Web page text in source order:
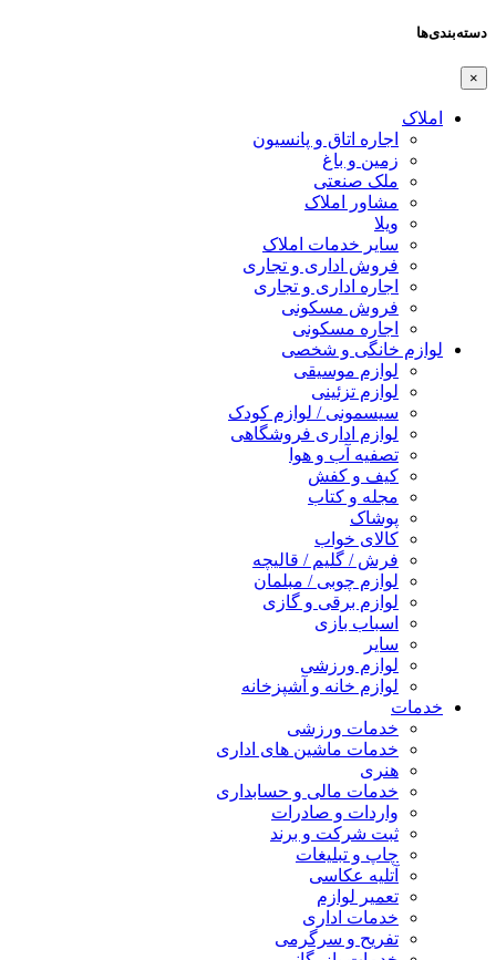
دسته‌بندی‌ها
×
املاک
اجاره اتاق و پانسیون
زمین و باغ
ملک صنعتی
مشاور املاک
ویلا
سایر خدمات املاک
فروش اداری و تجاری
اجاره اداری و تجاری
فروش مسکونی
اجاره مسکونی
لوازم خانگی و شخصی
لوازم موسیقی
لوازم تزئینی
سیسمونی / لوازم کودک
لوازم اداری فروشگاهی
تصفیه آب و هوا
کیف و کفش
مجله و کتاب
پوشاک
کالای خواب
فرش / گلیم / قالیچه
لوازم چوبی / مبلمان
لوازم برقی و گازی
اسباب بازی
سایر
لوازم ورزشی
لوازم خانه و آشپزخانه
خدمات
خدمات ورزشی
خدمات ماشین های اداری
هنری
خدمات مالی و حسابداری
واردات و صادرات
ثبت شرکت و برند
چاپ و تبلیغات
آتلیه عکاسی
تعمیر لوازم
خدمات اداری
تفریح و سرگرمی